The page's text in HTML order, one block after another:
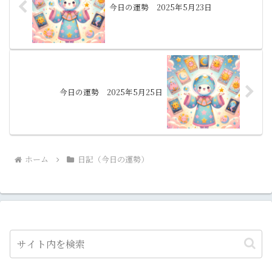
今日の運勢 2025年5月23日
今日の運勢 2025年5月25日
ホーム 日記（今日の運勢）